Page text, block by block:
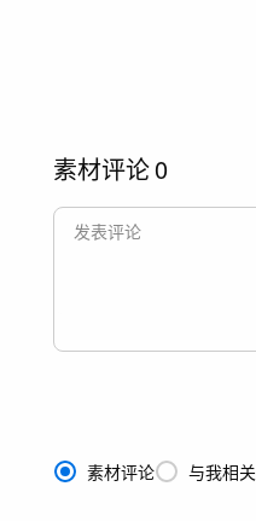
素材评论0
素材评论 与我相关